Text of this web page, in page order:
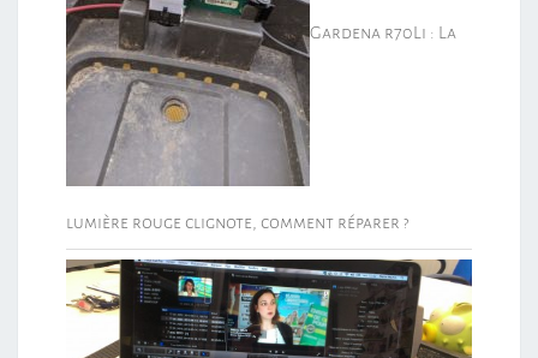
Gardena r70Li : La
lumière rouge clignote, comment réparer ?